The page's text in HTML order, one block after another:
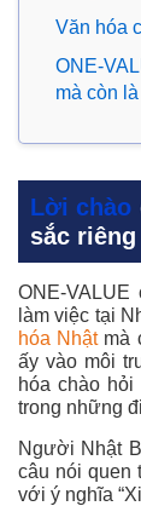
Văn hóa
ONE-
mà còn
Lời chào
sắc riêng
ONE-
làm việc tại
hóa Nhậtmà
ấy vào môi
hóa chào
trong những
Người Nhật
câu nói quen
với ý nghĩa